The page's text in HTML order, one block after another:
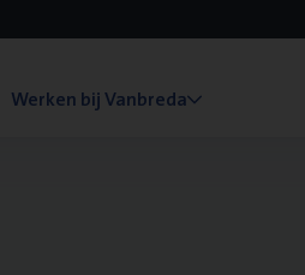
Werken bij Vanbreda